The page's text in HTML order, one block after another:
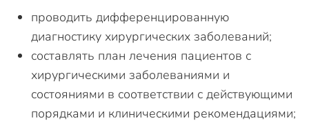
проводить дифференцированную
диагностику хирургических заболеваний;
составлять план лечения пациентов с
хирургическими заболеваниями и
состояниями в соответствии с действующими
порядками и клиническими рекомендациями;